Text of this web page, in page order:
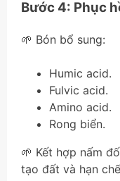
Bước 4: Phục
🌱 Bón bổ sung:
Humic acid.
Fulvic acid.
Amino acid.
Rong biển.
🌱 Kết hợp nấm
tạo đất và hạn